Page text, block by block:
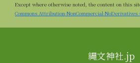
Except where otherwise noted, the content on this
Commons Attribution-NonCommercial-NoDerivatives
縄文神社.jp